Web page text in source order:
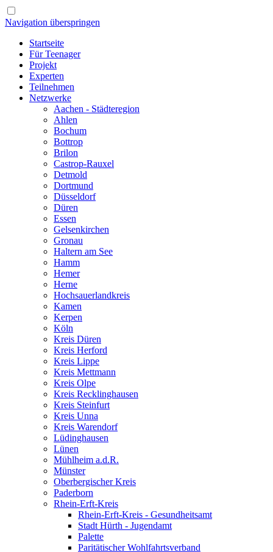
Navigation überspringen
Startseite
Für Teenager
Projekt
Experten
Teilnehmen
Netzwerke
Aachen - Städteregion
Ahlen
Bochum
Bottrop
Brilon
Castrop-Rauxel
Detmold
Dortmund
Düsseldorf
Düren
Essen
Gelsenkirchen
Gronau
Haltern am See
Hamm
Hemer
Herne
Hochsauerlandkreis
Kamen
Kerpen
Köln
Kreis Düren
Kreis Herford
Kreis Lippe
Kreis Mettmann
Kreis Olpe
Kreis Recklinghausen
Kreis Steinfurt
Kreis Unna
Kreis Warendorf
Lüdinghausen
Lünen
Mühlheim a.d.R.
Münster
Oberbergischer Kreis
Paderborn
Rhein-Erft-Kreis
Rhein-Erft-Kreis - Gesundheitsamt
Stadt Hürth - Jugendamt
Palette
Paritätischer Wohlfahrtsverband